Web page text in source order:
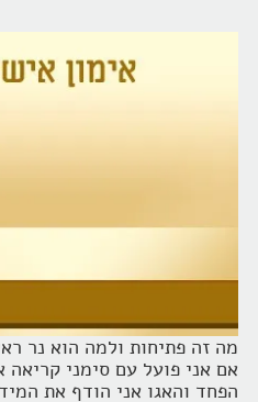
מה זה פתיחות ולמה הוא נר
אם אני פועל עם סימני
הפחד והאגו אני הודף את